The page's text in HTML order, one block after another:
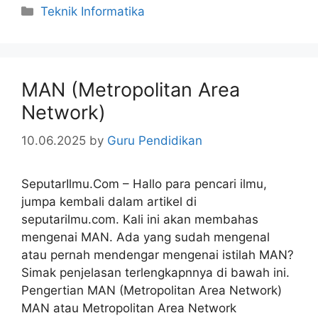
Categories
Teknik Informatika
MAN (Metropolitan Area
Network)
10.06.2025 by Guru Pendidikan
SeputarIlmu.Com – Hallo para pencari ilmu,
jumpa kembali dalam artikel di
seputarilmu.com. Kali ini akan membahas
mengenai MAN. Ada yang sudah mengenal
atau pernah mendengar mengenai istilah MAN?
Simak penjelasan terlengkapnnya di bawah ini.
Pengertian MAN (Metropolitan Area Network)
MAN atau Metropolitan Area Network